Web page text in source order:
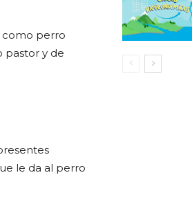
como perro
pastor y de
le da al perro